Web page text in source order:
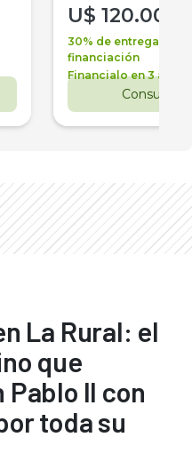
U$ 120.000
30% de entrega +
financiación
Financialo en 3 años
Consultar
La Rural: el
que
II con
toda su